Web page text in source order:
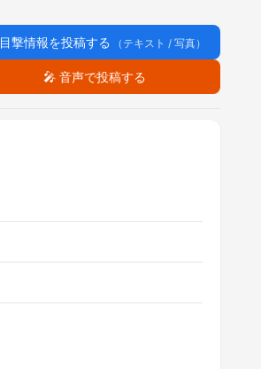
目撃情報を投稿する （テキスト / 写真）
🎤 音声で投稿する